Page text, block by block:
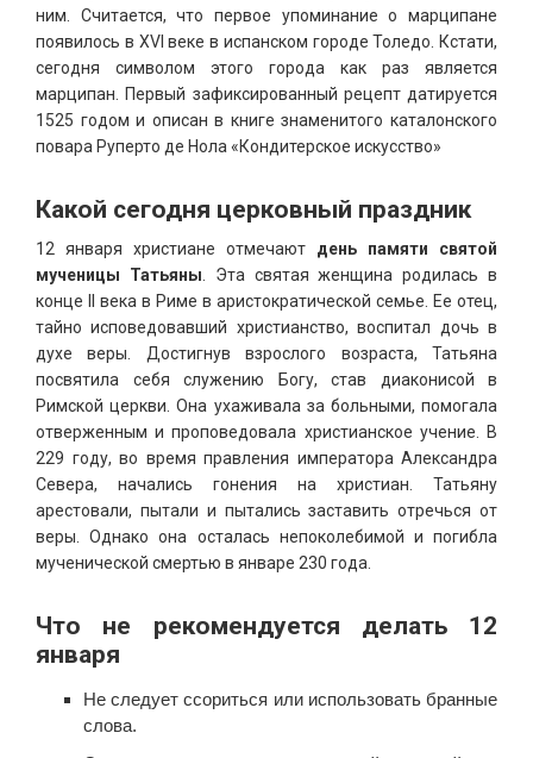
ним. Считается, что первое упоминание о марципане
появилось в XVI веке в испанском городе Толедо. Кстати,
сегодня символом этого города как раз является
марципан. Первый зафиксированный рецепт датируется
1525 годом и описан в книге знаменитого каталонского
повара Руперто де Нола «Кондитерское искусство»
Какой сегодня церковный праздник
12 января христиане отмечают день памяти святой
мученицы Татьяны . Эта святая женщина родилась в
конце II века в Риме в аристократической семье. Ее отец,
тайно исповедовавший христианство, воспитал дочь в
духе веры. Достигнув взрослого возраста, Татьяна
посвятила себя служению Богу, став диаконисой в
Римской церкви. Она ухаживала за больными, помогала
отверженным и проповедовала христианское учение. В
229 году, во время правления императора Александра
Севера, начались гонения на христиан. Татьяну
арестовали, пытали и пытались заставить отречься от
веры. Однако она осталась непоколебимой и погибла
мученической смертью в январе 230 года.
Что не рекомендуется делать 12
января
Не следует ссориться или использовать бранные
слова.